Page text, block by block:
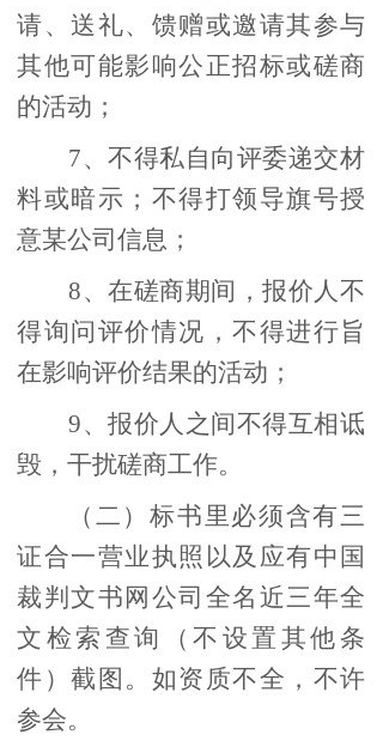
请、送礼、馈赠或邀请其参与
其他可能影响公正招标或磋商
的活动；
7、不得私自向评委递交材
料或暗示；不得打领导旗号授
意某公司信息；
8、在磋商期间，报价人不
得询问评价情况，不得进行旨
在影响评价结果的活动；
9、报价人之间不得互相诋
毁，干扰磋商工作。
（二）标书里必须含有三
证合一营业执照以及应有中国
裁判文书网公司全名近三年全
文检索查询（不设置其他条
件）截图。如资质不全，不许
参会。